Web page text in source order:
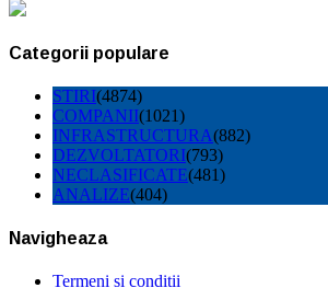
Categorii populare
STIRI(4874)
COMPANII(1021)
INFRASTRUCTURA(882)
DEZVOLTATORI(793)
NECLASIFICATE(481)
ANALIZE(404)
Navigheaza
Termeni si conditii